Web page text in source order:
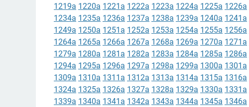
1219a 1220a 1221a 1222a 1223a 1224a 1225a 1226a
1234a 1235a 1236a 1237a 1238a 1239a 1240a 1241a
1249a 1250a 1251a 1252a 1253a 1254a 1255a 1256a
1264a 1265a 1266a 1267a 1268a 1269a 1270a 1271a
1279a 1280a 1281a 1282a 1283a 1284a 1285a 1286a
1294a 1295a 1296a 1297a 1298a 1299a 1300a 1301a
1309a 1310a 1311a 1312a 1313a 1314a 1315a 1316a
1324a 1325a 1326a 1327a 1328a 1329a 1330a 1331a
1339a 1340a 1341a 1342a 1343a 1344a 1345a 1346a